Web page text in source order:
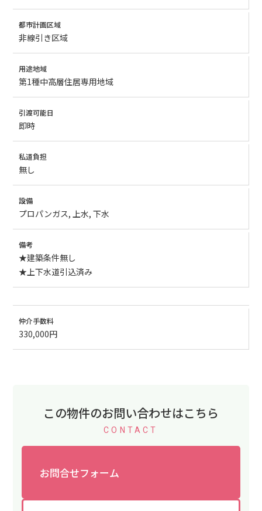
都市計画区域
非線引き区域
用途地域
第1種中高層住居専用地域
引渡可能日
即時
私道負担
無し
設備
プロパンガス, 上水, 下水
備考
★建築条件無し
★上下水道引込済み
仲介手数料
330,000円
この物件のお問い合わせはこちら
CONTACT
お問合せフォーム